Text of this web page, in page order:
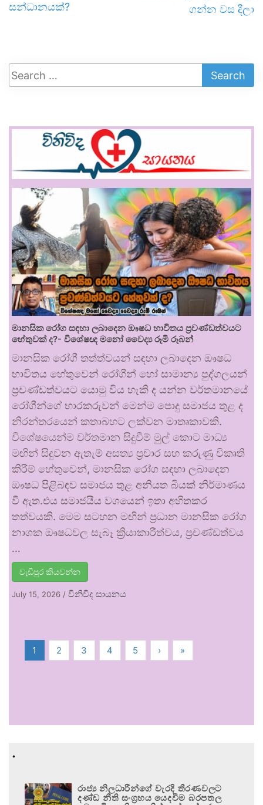
සන්ධානයක්?
ගන්න වස දීලා
මානසික රෝග සඳහා ලබාදෙන ඖෂධ භාවිතය ප්‍රචණ්ඩත්වයට
හේතුවක් ද?- විශේෂඥ මනෝ වෛද්‍ය රූමි රූබන්
මානසික රෝගී තත්ත්වයන් සඳහා ලබාදෙන ඖෂධ
භාවිතය හේතුවෙන් රෝගීන් හෝ සාමාන්‍ය පුද්ගලයන්
ප්‍රචණ්ඩත්වයට යොමු විය හැකි ද යන්න වර්තමානයේ
රෝගීන්ගේ භාරකරුවන් මෙන්ම පොදු සමාජය තුළ ද
නිරන්තරයෙන් කතාබහට ලක්වන මාතෘකාවකි.
විශේෂයෙන්ම වර්තමාන සිදුවීම් මුල් කොට මාධ්‍ය
මඟින් සිදුවන ඇතැම් අසත්‍ය ප්‍රචාර සහ කරුණු විකෘති
කිරීම් හේතුවෙන්, මානසික රෝග සඳහා ලබාදෙන
ඖෂධ පිළිබඳව සමාජය තුළ අනියත බියක් නිර්මාණය
වී ඇත.එය සමාජයීය වශයෙන් ඉතා අහිතකර
තත්වයකි. මෙම සටහන මඟින් ප්‍රධාන මානසික රෝග
නාශක ඖෂධවල සැබෑ ක්‍රියාකාරීත්වය, ප්‍රචණ්ඩත්වය
…
වැඩිපුර කියවන්න
July 15, 2026 / විනිවිද සායනය
1 2 3 4 5 › »
.
රාජ්‍ය නිලධාරීන්ගේ වැරදි තීරණවලට
දණ්ඩ නීති සංග්‍රහය යෙදවීම බරපතල